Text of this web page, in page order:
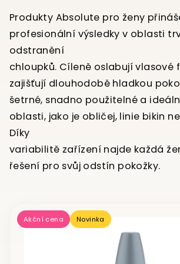
Produkty Absolute pro ženy
profesionální výsledky v oblasti
odstranění
chloupků. Cíleně oslabují vlasové
zajišťují dlouhodobě hladkou
šetrné, snadno použitelné a
oblasti, jako je obličej, linie bikin
Díky
variabilitě zařízení najde každá
řešení pro svůj odstín pokožky.
V
ý Akční cena Novinka